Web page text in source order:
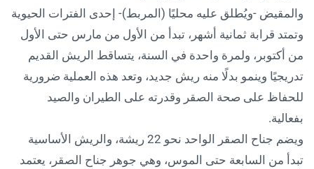
والمقيض -ويُطلق عليه محليًا (المربط)- إحدى الفترات الحيوية
وتمتد قرابة ثمانية أشهر، تبدأ من الأول من مارس حتى الأول
من أكتوبر، ولمرة واحدة في السنة، يتساقط الريش القديم
تدريجيًا وينمو بدلًا منه ريش جديد، وتعد هذه العملية ضرورية
للحفاظ على صحة الصقر وقدرته على الطيران والصيد
بفعالية.
ويضم جناح الصقر الواحد نحو 22 ريشة، والريش الأساسية
تبدأ من السابعة حتى الموس، وهي جوهر جناح الصقر، يعتمد